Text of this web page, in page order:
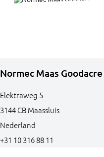
Normec Maas Goodacre
Elektraweg 5
3144 CBMaassluis
Nederland
+31 10 316 88 11